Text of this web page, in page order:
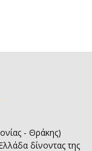
- Θράκης)
δίνοντας της